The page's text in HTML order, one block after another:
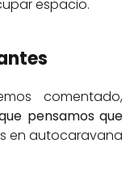
espacio.
comentado,
pensamos que
en autocaravana